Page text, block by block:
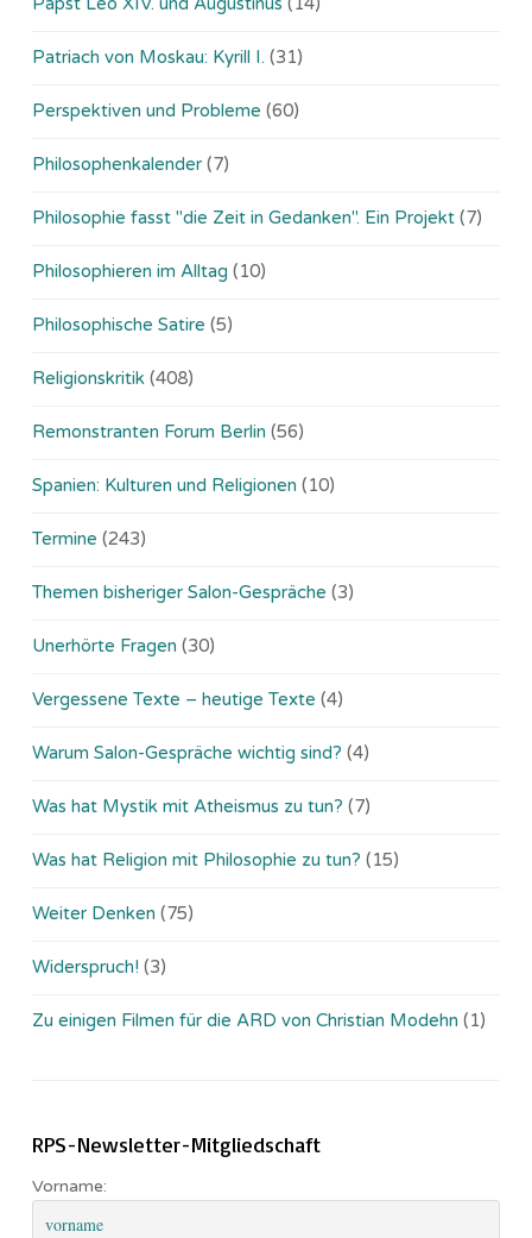
Patriach von Moskau: Kyrill I. (31)
Perspektiven und Probleme (60)
Philosophenkalender (7)
Philosophie fasst "die Zeit in Gedanken". Ein Projekt (7)
Philosophieren im Alltag (10)
Philosophische Satire (5)
Religionskritik (408)
Remonstranten Forum Berlin (56)
Spanien: Kulturen und Religionen (10)
Termine (243)
Themen bisheriger Salon-Gespräche (3)
Unerhörte Fragen (30)
Vergessene Texte – heutige Texte (4)
Warum Salon-Gespräche wichtig sind? (4)
Was hat Mystik mit Atheismus zu tun? (7)
Was hat Religion mit Philosophie zu tun? (15)
Weiter Denken (75)
Widerspruch! (3)
Zu einigen Filmen für die ARD von Christian Modehn (1)
RPS-Newsletter-Mitgliedschaft
Vorname: